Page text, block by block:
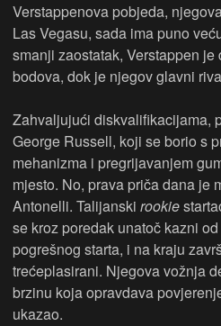
Verstappenova pobjeda,
Las Vegasu, sada ima puno
smanji zaostatak, Verstappen
bodova, dok je njegov glavni
Zahvaljujući diskvalifikacijama,
George Russell, koji se borio s
mehanizma i pregrijavanjem
mjesto. No, prava priča dana je
Antonelli. Talijanski rookie
se kroz poredak unatoč kazni
pogrešnog starta, i na kraju
trećeplasirani. Njegova vožnja
brzinu koja opravdava
ukazao.